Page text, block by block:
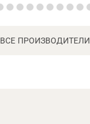
ВСЕ ПРОИЗВОДИТЕЛИ